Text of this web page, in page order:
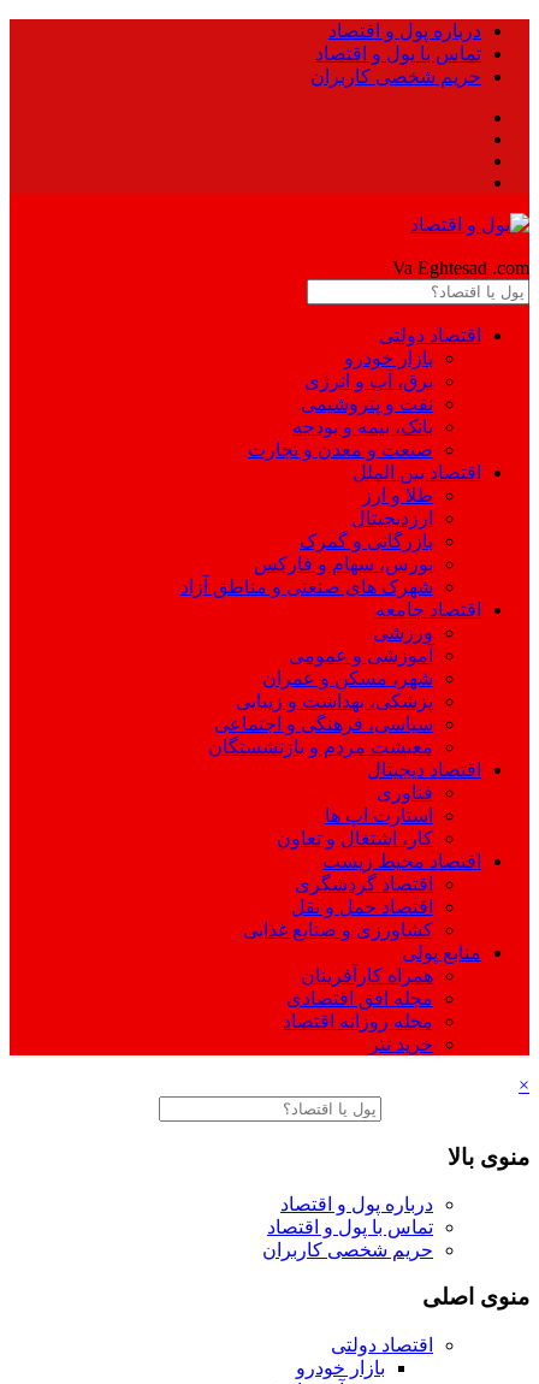
درباره پول و اقتصاد
تماس با پول و اقتصاد
حریم شخصی کاربران
Va Eghtesad .com
اقتصاد دولتی
بازار خودرو
برق، آب و انرژی
نفت و پتروشیمی
بانک، بیمه و بودجه
صنعت و معدن و تجارت
اقتصاد بین الملل
طلا و ارز
ارزدیجیتال
بازرگانی و گمرک
بورس، سهام و فارکس
شهرک های صنعتی و مناطق آزاد
اقتصاد جامعه
ورزشی
آموزشی و عمومی
شهر، مسکن و عمران
پزشکی، بهداشت و زیبایی
سیاسی، فرهنگی و اجتماعی
معیشت مردم و بازنشستگان
اقتصاد دیجیتال
فناوری
استارت اپ ها
کار، اشتغال و تعاون
اقتصاد محیط زیست
اقتصاد گردشگری
اقتصاد حمل و نقل
کشاورزی و صنایع غذایی
منابع پولی
همراه کارآفرینان
مجله افق اقتصادی
مجله روزانه اقتصاد
خرید تتر
×
منوی بالا
درباره پول و اقتصاد
تماس با پول و اقتصاد
حریم شخصی کاربران
منوی اصلی
اقتصاد دولتی
بازار خودرو